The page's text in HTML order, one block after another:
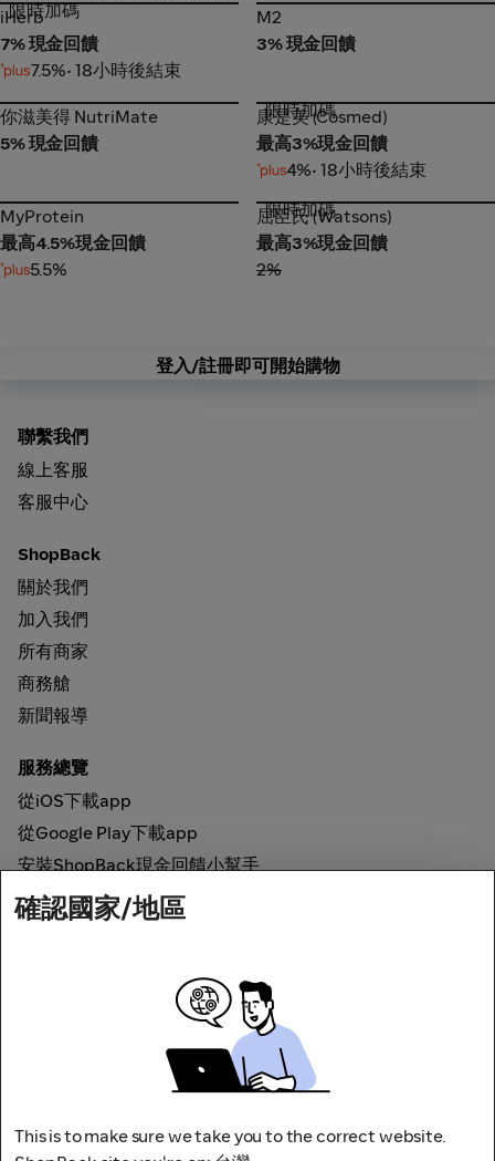
iHerb
限時加碼
iHerb
7% 現金回饋
7.5%• 18小時後結束
M2
M2
3% 現金回饋
你滋美得 NutriMate
你滋美得 NutriMate
5% 現金回饋
康是美 (Cosmed)
限時加碼
康是美 (Cosmed)
最高3%現金回饋
4%• 18小時後結束
MyProtein
MyProtein
最高4.5%現金回饋
5.5%
屈臣氏 (Watsons)
限時加碼
屈臣氏 (Watsons)
最高3%現金回饋
2%
登入/註冊即可開始購物
聯繫我們
線上客服
客服中心
ShopBack
關於我們
加入我們
所有商家
商務艙
新聞報導
服務總覽
從iOS下載app
從Google Play下載app
安裝ShopBack現金回饋小幫手
如何運作
確認國家/地區
This is to make sure we take you to the correct website.